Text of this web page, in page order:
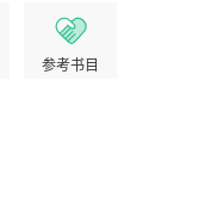
参考书目